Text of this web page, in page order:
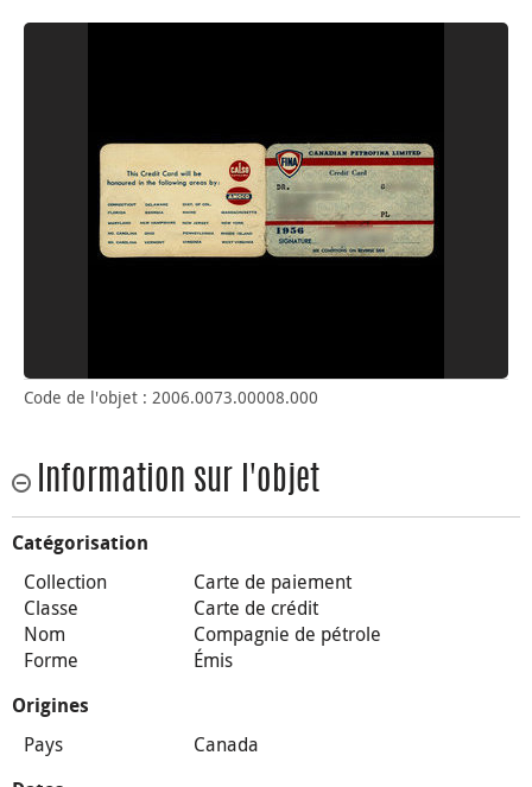
Code de l'objet : 2006.0073.00008.000
Information sur l'objet
Catégorisation
Collection
Carte de paiement
Classe
Carte de crédit
Nom
Compagnie de pétrole
Forme
Émis
Origines
Pays Canada